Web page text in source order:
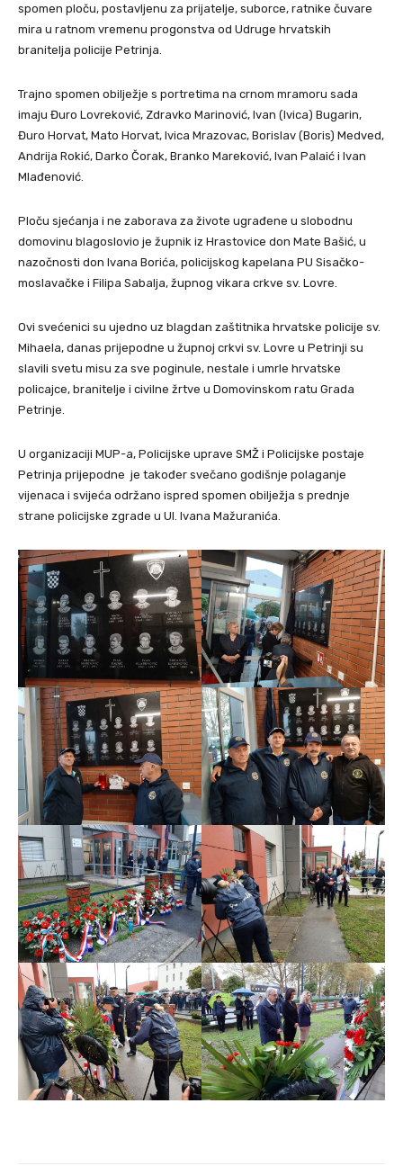
spomen ploču, postavljenu za prijatelje, suborce, ratnike čuvare
mira u ratnom vremenu progonstva od Udruge hrvatskih
branitelja policije Petrinja.
Trajno spomen obilježje s portretima na crnom mramoru sada
imaju Đuro Lovreković, Zdravko Marinović, Ivan (Ivica) Bugarin,
Đuro Horvat, Mato Horvat, Ivica Mrazovac, Borislav (Boris) Medved,
Andrija Rokić, Darko Čorak, Branko Mareković, Ivan Palaić i Ivan
Mlađenović.
Ploču sjećanja i ne zaborava za živote ugrađene u slobodnu
domovinu blagoslovio je župnik iz Hrastovice don Mate Bašić, u
nazočnosti don Ivana Borića, policijskog kapelana PU Sisačko-
moslavačke i Filipa Sabalja, župnog vikara crkve sv. Lovre.
Ovi svećenici su ujedno uz blagdan zaštitnika hrvatske policije sv.
Mihaela, danas prijepodne u župnoj crkvi sv. Lovre u Petrinji su
slavili svetu misu za sve poginule, nestale i umrle hrvatske
policajce, branitelje i civilne žrtve u Domovinskom ratu Grada
Petrinje.
U organizaciji MUP-a, Policijske uprave SMŽ i Policijske postaje
Petrinja prijepodne je također svečano godišnje polaganje
vijenaca i svijeća održano ispred spomen obilježja s prednje
strane policijske zgrade u Ul. Ivana Mažuranića.